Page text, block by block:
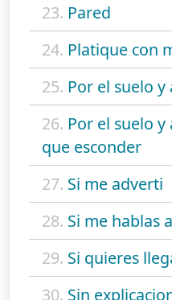
23. Pared
24. Platique con
25. Por el suelo
26. Por el suelo
que esconder
27. Si me adverti
28. Si me hablas
29. Si quieres
30. Sin